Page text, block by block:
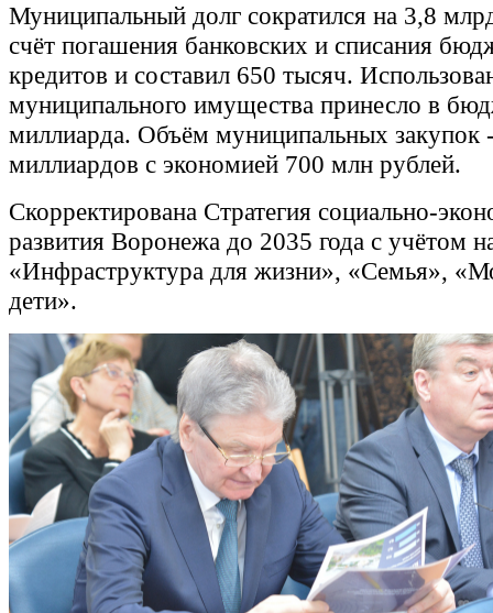
Муниципальный долг сократился на 3,8
счёт погашения банковских и списания
кредитов и составил 650 тысяч.
муниципального имущества принесло в
миллиарда. Объём муниципальных закупок
миллиардов с экономией 700 млн рублей.
Скорректирована Стратегия
развития Воронежа до 2035 года с учётом
«Инфраструктура для жизни», «Семья»,
дети».